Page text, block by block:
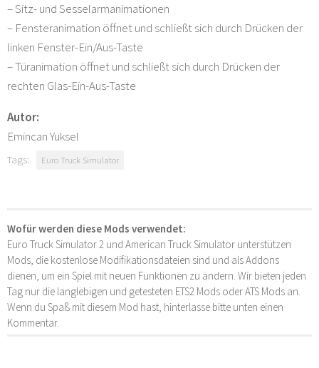
– Sitz- und Sesselarmanimationen
– Fensteranimation öffnet und schließt sich durch Drücken der
linken Fenster-Ein/Aus-Taste
– Türanimation öffnet und schließt sich durch Drücken der
rechten Glas-Ein-Aus-Taste
Autor:
Emincan Yuksel
Tags: Euro Truck Simulator
Wofür werden diese Mods verwendet:
Euro Truck Simulator 2 und American Truck Simulator unterstützen
Mods, die kostenlose Modifikationsdateien sind und als Addons
dienen, um ein Spiel mit neuen Funktionen zu ändern. Wir bieten jeden
Tag nur die langlebigen und getesteten ETS2 Mods oder ATS Mods an.
Wenn du Spaß mit diesem Mod hast, hinterlasse bitte unten einen
Kommentar.